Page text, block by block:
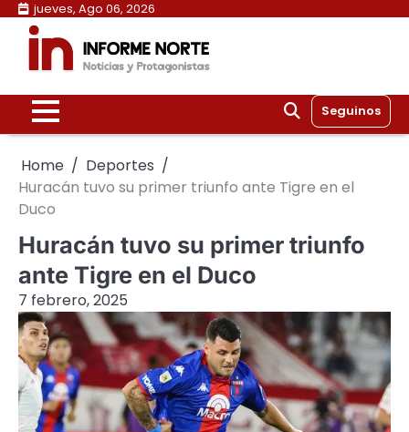
Skip
content
jueves, Ago 06, 2026
Seguinos
Home
Deportes
Huracán tuvo su primer triunfo ante Tigre en el
Duco
Huracán tuvo su primer triunfo
ante Tigre en el Duco
7 febrero, 2025